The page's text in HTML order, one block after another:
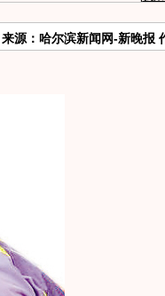
来源：哈尔滨新闻网-新晚报